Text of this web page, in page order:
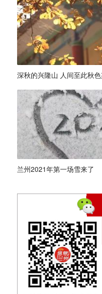
深秋的兴隆山 人间至此秋
兰州2021年第一场雪来了